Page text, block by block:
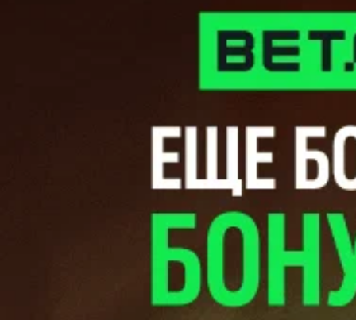
минувших и планах на ближайшие месяцы.
Сергей СЕЛИВАНОВ
Хоккей. Кубок Салея. Августовское безумие
Позавчера, 2 августа, взял старт второй по значимости
официальный хоккейный турнир на внутреннем фронте. C
2013 года розыгрыш Кубка Беларуси носит имя
прославленного отечественного хоккеиста Руслана Салея, а
вообще в сезоне-2026/27 мероприятие пройдет 26-й раз.